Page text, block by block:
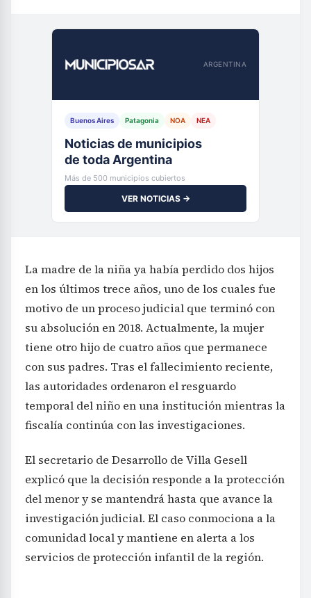
ARGENTINA
Buenos Aires Patagonia NOA NEA
Noticias de municipios
de toda Argentina
Más de 500 municipios cubiertos
VER NOTICIAS →
La madre de la niña ya había perdido dos hijos
en los últimos trece años, uno de los cuales fue
motivo de un proceso judicial que terminó con
su absolución en 2018. Actualmente, la mujer
tiene otro hijo de cuatro años que permanece
con sus padres. Tras el fallecimiento reciente,
las autoridades ordenaron el resguardo
temporal del niño en una institución mientras la
fiscalía continúa con las investigaciones.
El secretario de Desarrollo de Villa Gesell
explicó que la decisión responde a la protección
del menor y se mantendrá hasta que avance la
investigación judicial. El caso conmociona a la
comunidad local y mantiene en alerta a los
servicios de protección infantil de la región.